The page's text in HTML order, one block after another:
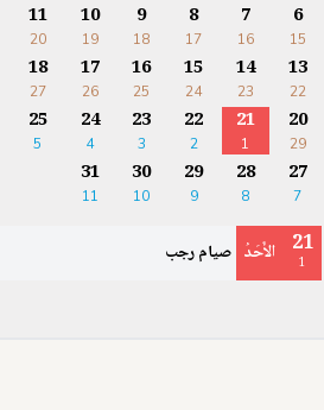
6
15
7
16
8
17
9
18
10
19
11
20
13
22
14
23
15
24
16
25
17
26
18
27
20
29
21
1
22
2
23
3
24
4
25
5
27
7
28
8
29
9
30
10
31
11
21
1 الأَحَدُ صيام رجب